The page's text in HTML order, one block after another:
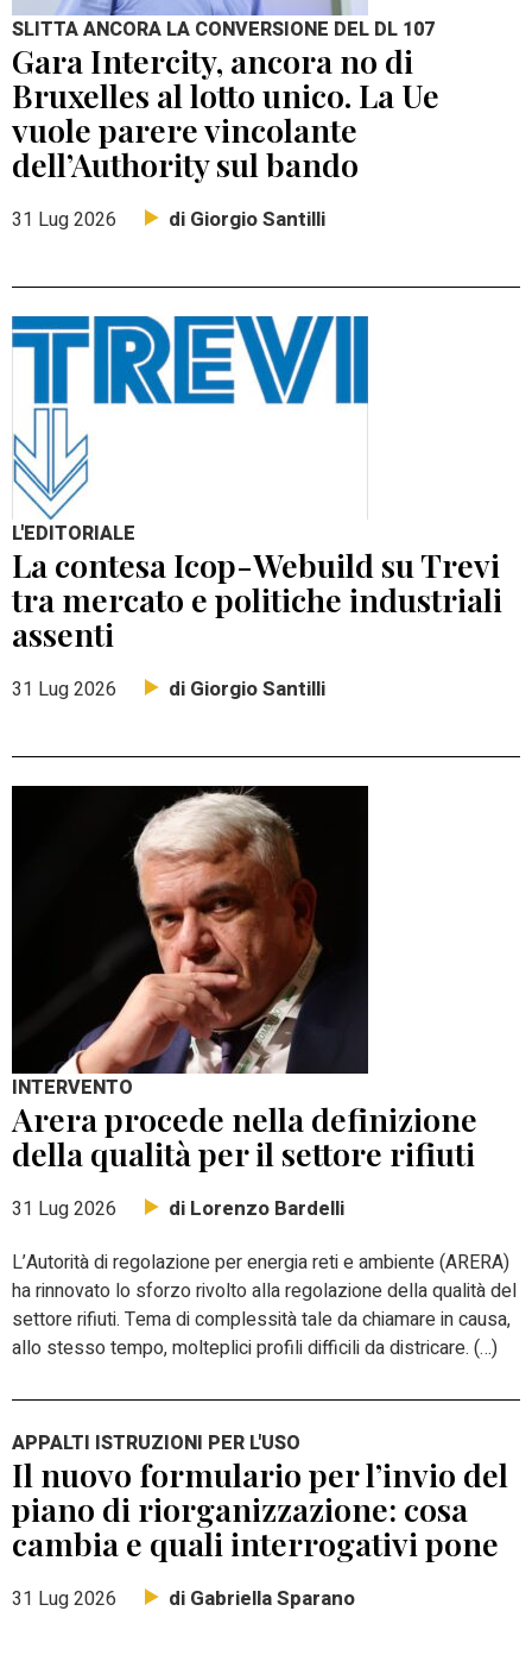
SLITTA ANCORA LA CONVERSIONE DEL DL 107
Gara Intercity, ancora no di
Bruxelles al lotto unico. La Ue
vuole parere vincolante
dell’Authority sul bando
31 Lug 2026 di Giorgio Santilli
L'EDITORIALE
La contesa Icop-Webuild su Trevi
tra mercato e politiche industriali
assenti
31 Lug 2026 di Giorgio Santilli
INTERVENTO
Arera procede nella definizione
della qualità per il settore rifiuti
31 Lug 2026 di Lorenzo Bardelli
L’Autorità di regolazione per energia reti e ambiente (ARERA)
ha rinnovato lo sforzo rivolto alla regolazione della qualità del
settore rifiuti. Tema di complessità tale da chiamare in causa,
allo stesso tempo, molteplici profili difficili da districare. (…)
APPALTI ISTRUZIONI PER L'USO
Il nuovo formulario per l’invio del
piano di riorganizzazione: cosa
cambia e quali interrogativi pone
31 Lug 2026 di Gabriella Sparano